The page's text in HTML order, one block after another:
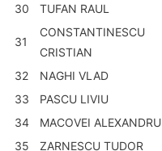
30
TUFAN RAUL
31
CONSTANTINESCU
CRISTIAN
32 NAGHI VLAD
33
PASCU LIVIU
34
MACOVEI ALEXANDRU
35
ZARNESCU TUDOR